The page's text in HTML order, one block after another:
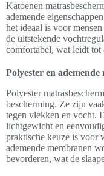
Katoenen
ademende
het ideaal is voor
de uitstekende
comfortabel, wat leidt tot
Polyester en ademende
Polyester
bescherming. Ze zijn
tegen vlekken en vocht.
lichtgewicht en
praktische keuze is voor
ademende membranen
bevorderen, wat de